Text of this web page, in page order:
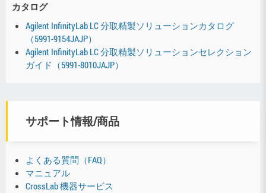
カタログ
Agilent InfinityLab LC 分取精製ソリューションカタログ
（5991-9154JAJP）
Agilent InfinityLab LC 分取精製ソリューションセレクション
ガイド（5991-8010JAJP）
サポート情報/商品
よくある質問（FAQ）
マニュアル
CrossLab 機器サービス